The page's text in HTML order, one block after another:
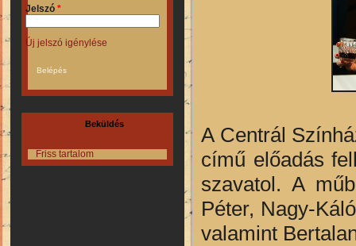
Jelszó *
Új jelszó igénylése
Beküldés
Friss tartalom
A Centrál
című előadás
szavatol. A
Péter, Nagy-
valamint